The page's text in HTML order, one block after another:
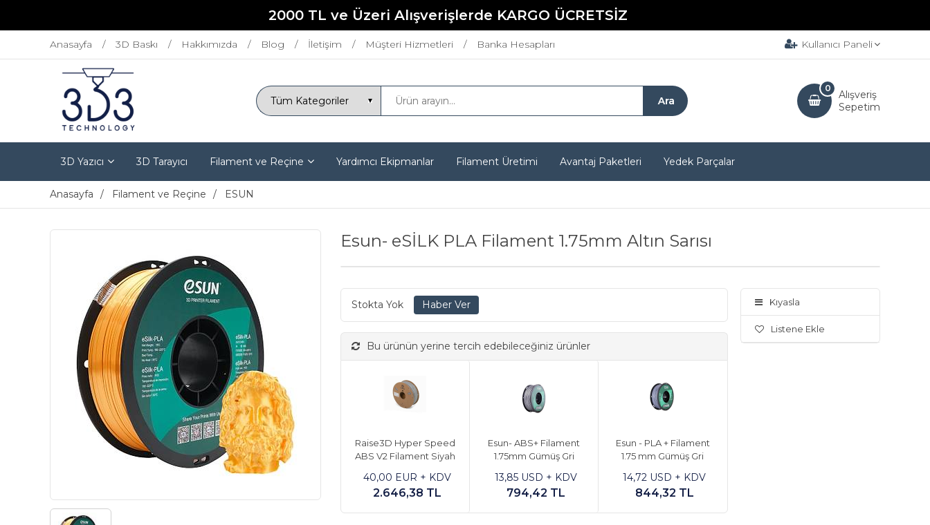
2000 TL ve Üzeri Alışverişlerde KARGO ÜCRETSİZ
Anasayfa 3D Baskı Hakkımızda Blog İletişim Müşteri Hizmetleri Banka Hesapları Kullanıcı Paneli
Alışveriş
Sepetim
0
3D Yazıcı 3D Tarayıcı Filament ve Reçine Yardımcı Ekipmanlar Filament Üretimi Avantaj Paketleri Yedek Parçalar
Anasayfa Filament ve Reçine ESUN
Esun- eSİLK PLA Filament 1.75mm Altın Sarısı
Stokta Yok
Bu ürünün yerine tercih edebileceğiniz ürünler
Raise3D Hyper Speed
ABS V2 Filament Siyah
40,00 EUR + KDV
2.646,38 TL
Esun- ABS+ Filament
1.75mm Gümüş Gri
13,85 USD + KDV
794,42 TL
Esun - PLA + Filament
1.75 mm Gümüş Gri
14,72 USD + KDV
844,32 TL
Kıyasla
Listene Ekle